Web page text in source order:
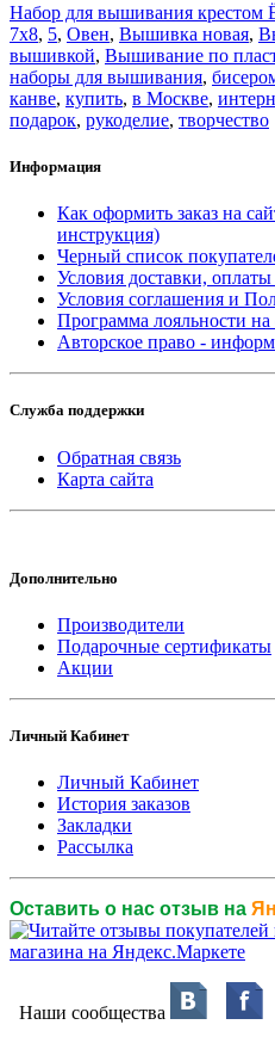
Набор для вышивания крестом
7x8, 5, Овен, Вышивка новая,
вышивкой, Вышивание по
наборы для вышивания,
канве, купить, в Москве,
подарок, рукоделие, творчество
Информация
Как оформить заказ на
инструкция)
Черный список
Условия доставки, оплаты
Условия соглашения и
Программа лояльности на
Авторское право -
Служба поддержки
Обратная связь
Карта сайта
Дополнительно
Производители
Подарочные сертификаты
Акции
Личный Кабинет
Личный Кабинет
История заказов
Закладки
Рассылка
Оставить о нас отзыв на
Наши сообщества